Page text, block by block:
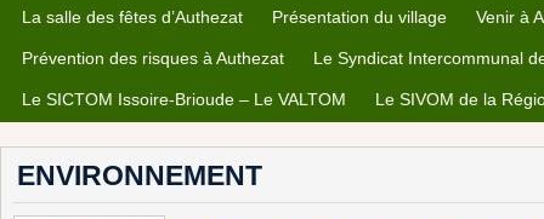
La salle des fêtes d’Authezat Présentation du village Venir à
Prévention des risques à Authezat Le Syndicat Intercommunal
Le SICTOM Issoire-Brioude – Le VALTOM Le SIVOM de la
ENVIRONNEMENT